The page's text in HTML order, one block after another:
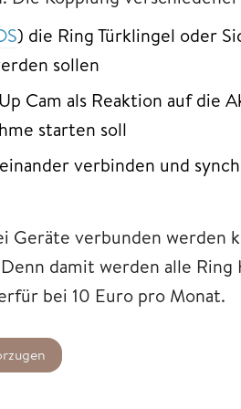
) die Ring Türklingel oder
sollen
Cam als Reaktion auf die
starten soll
verbinden und
Geräte verbunden werden
damit werden alle Ring
bei 10 Euro pro Monat.